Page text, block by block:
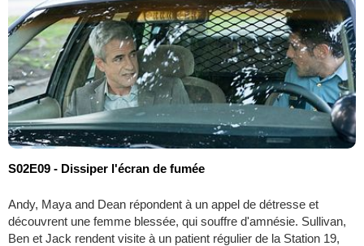
S02E09 - Dissiper l'écran de fumée
Andy, Maya and Dean répondent à un appel de détresse et
découvrent une femme blessée, qui souffre d'amnésie. Sullivan,
Ben et Jack rendent visite à un patient régulier de la Station 19,